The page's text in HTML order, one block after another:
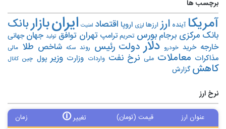
برچسب ها
آمریکا آینده ارز ارزها ارزی اروپا اقتصاد امنیت ایرانبازاربانک
بانک مرکزی برجام بورس تحریم‌ ترامپ تهران توافق تولید جهان جهانی
خارجه خرید خودرو دلار دولت رئیس روند سکه شاخص طلا مالی
مذاکرات معاملات ملی نرخ نفت واردات وزارت وزیر پول چین کانال
کاهش گزارش
نرخ ارز
عنوان ارز قیمت (تومان) تغییر🛈 زمان